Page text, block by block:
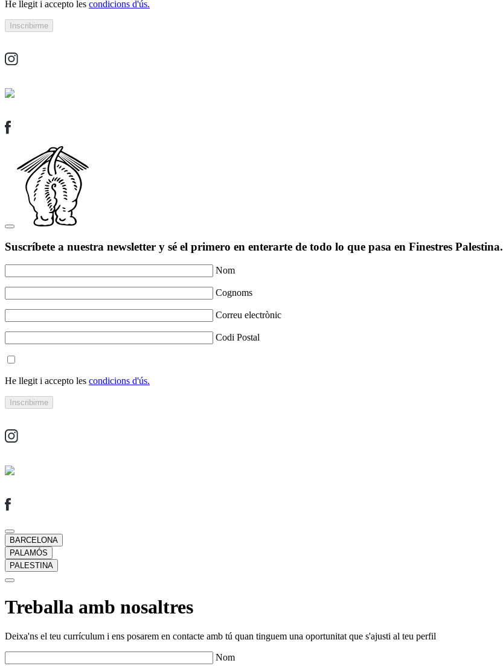
He llegit i accepto les condicions d'ús.
Suscríbete a nuestra newsletter y sé el primero en enterarte de todo lo que pasa en Finestres Palestina.
Nom
Cognoms
Correu electrònic
Codi Postal
He llegit i accepto les condicions d'ús.
BARCELONA
PALAMÓS
PALESTINA
Treballa amb nosaltres
Deixa'ns el teu currículum i ens posarem en contacte amb tú quan tinguem una oportunitat que s'ajusti al teu perfil
Nom